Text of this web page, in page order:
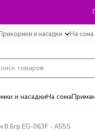
и насадки На сома
и насадкиНа сома
8.6гр EG-063F - A55S